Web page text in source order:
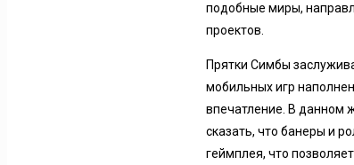
подобные миры,
проектов.
Прятки Симбы
мобильных игр
впечатление. В данном
сказать, что банеры и
геймплея, что